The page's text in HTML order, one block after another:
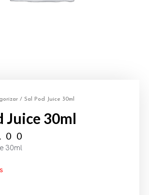
/ Sal Pod Juice 30ml
Juice 30ml
30ml